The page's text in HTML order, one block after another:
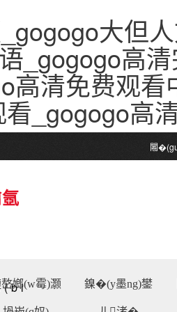
大但
_gogogo高
清免费观看
_gogogo高
闂
嫏(w霉)灏 鎳�(y墨ng)鐢